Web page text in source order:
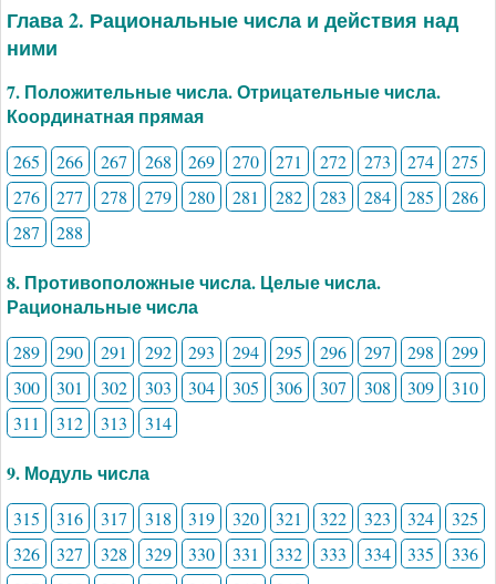
Глава 2. Рациональные числа и действия над
ними
7. Положительные числа. Отрицательные числа.
Координатная прямая
265 266 267 268 269 270 271 272 273 274
275
276
277 278 279 280 281 282 283 284 285
286
287
288
8. Противоположные числа. Целые числа.
Рациональные числа
289 290 291 292 293 294 295 296 297 298
299
300
301 302 303 304 305 306 307 308 309
310
311
312 313 314
9. Модуль числа
315 316 317 318 319 320 321 322 323 324
325
326
327 328 329 330 331 332 333 334 335
336